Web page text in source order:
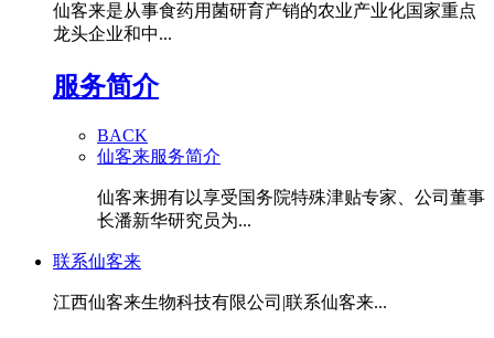
仙客来是从事食药用菌研育产销的农业产业化国家重点
龙头企业和中...
服务简介
BACK
仙客来服务简介
仙客来拥有以享受国务院特殊津贴专家、公司董事
长潘新华研究员为...
联系仙客来
江西仙客来生物科技有限公司|联系仙客来...